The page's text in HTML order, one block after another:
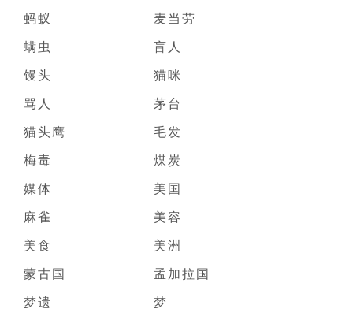
蚂蚁
麦当劳
螨虫
盲人
馒头
猫咪
骂人
茅台
猫头鹰
毛发
梅毒
煤炭
媒体
美国
麻雀
美容
美食
美洲
蒙古国
孟加拉国
梦遗
梦